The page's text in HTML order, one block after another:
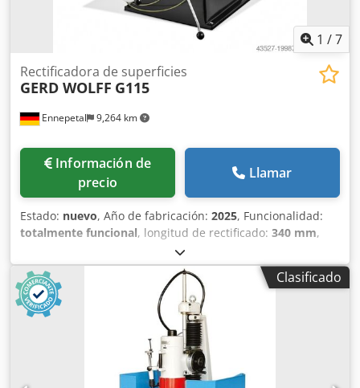
1 /7
Ennepetal 9,264 km
Rectificadora de superficies
GERD WOLFF G115
Información de
precio
Llamar
Estado: nuevo, Año de fabricación: 2025, Funcionalidad:
totalmente funcional, longitud de rectificado: 340 mm,
, altura total:
total:930 mm, ancho total:780 mm, La rectificadora plana
G115 es una máquina compacta diseñada para el
mecanizado del contorno o del frontal de la muela
abrasiva en superficies horizontales o verticales de una
pieza de trabajo. Mediante el uso de dispositivos o muelas
abrasivas perfiladas, también es posible trabajar
superficies inclinadas o conformadas. La máquina es ideal
para pequeñas empresas, el sector de mantenimiento,
Clasificado